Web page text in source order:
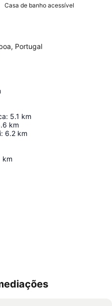
Casa de banho acessível
Portugal
: 5.1 km
km
: 6.2 km
km